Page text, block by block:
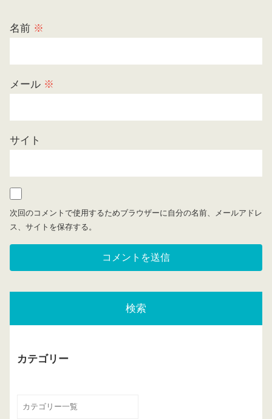
名前 ※
メール ※
サイト
次回のコメントで使用するためブラウザーに自分の名前、メールアドレ
ス、サイトを保存する。
検索
カテゴリー